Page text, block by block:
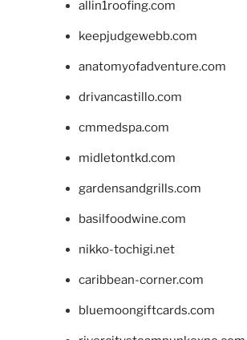
allin1roofing.com
keepjudgewebb.com
anatomyofadventure.com
drivancastillo.com
cmmedspa.com
midletontkd.com
gardensandgrills.com
basilfoodwine.com
nikko-tochigi.net
caribbean-corner.com
bluemoongiftcards.com